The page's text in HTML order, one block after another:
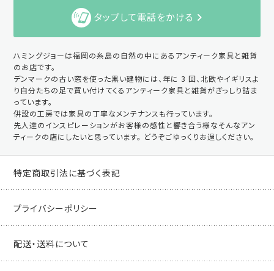
タップして電話をかける
ハミングジョーは福岡の糸島の自然の中にあるアンティーク家具と雑貨
のお店です。
デンマークの古い窓を使った黒い建物には、年に 3 回、北欧やイギリスよ
り自分たちの足で買い付けてくるアンティーク家具と雑貨がぎっしり詰ま
っています。
併設の工房では家具の丁寧なメンテナンスも行っています。
先人達のインスピレーションがお客様の感性と響き合う様なそんなアン
ティークの店にしたいと思っています。 どうぞごゆっくりお過しください。
特定商取引法に基づく表記
プライバシーポリシー
配送・送料について